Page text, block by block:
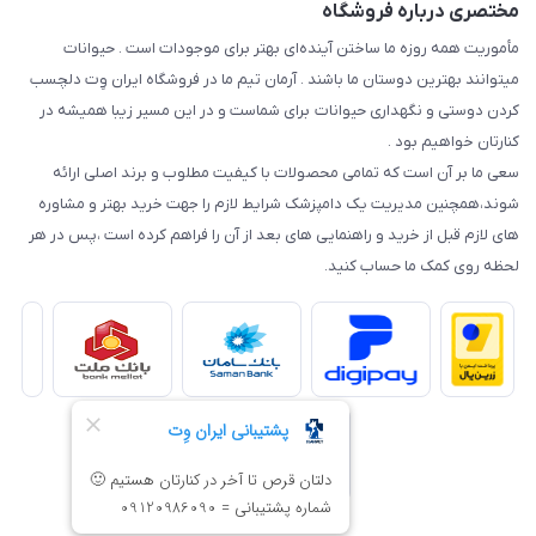
مختصری درباره فروشگاه
مأموریت همه روزه ما ساختن آینده‌ای بهتر برای موجودات است . حیوانات
میتوانند بهترین دوستان ما باشند . آرمان تیم ما در فروشگاه ایران وِت دلچسب
کردن دوستی و نگهداری حیوانات برای شماست و در این مسیر زیبا همیشه در
کنارتان خواهیم بود .
سعی ما بر آن است که تمامی محصولات با کیفیت مطلوب و برند اصلی ارائه
شوند،همچنین مدیریت یک دامپزشک شرایط لازم را جهت خرید بهتر و مشاوره
های لازم قبل از خرید و راهنمایی های بعد از آن را فراهم کرده است ،پس در هر
لحظه روی کمک ما حساب کنید.